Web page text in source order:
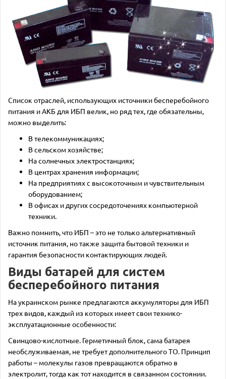
Список отраслей, использующих источники бесперебойного
питания и АКБ для ИБП велик, но ряд тех, где обязательны,
можно выделить:
В телекоммуникациях;
В сельском хозяйстве;
На солнечных электростанциях;
В центрах хранения информации;
На предприятиях с высокоточным и чувствительным
оборудованием;
В офисах и других сосредоточениях компьютерной
техники.
Важно помнить, что ИБП – это не только альтернативный
источник питания, но также защита бытовой техники и
гарантия безопасности контактирующих людей.
Виды батарей для систем
бесперебойного питания
На украинском рынке предлагаются аккумуляторы для ИБП
трех видов, каждый из которых имеет свои технико-
эксплуатационные особенности:
Свинцово-кислотные. Герметичный блок, сама батарея
необслуживаемая, не требует дополнительного ТО. Принцип
работы – молекулы газов превращаются обратно в
электролит, тогда как тот находится в связанном состоянии.